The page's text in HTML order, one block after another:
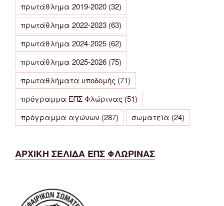
πρωτάθλημα 2019-2020 (32)
πρωτάθλημα 2022-2023 (63)
πρωτάθλημα 2024-2025 (62)
πρωτάθλημα 2025-2026 (75)
πρωταθλήματα υποδομής (71)
πρόγραμμα ΕΠΣ Φλώρινας (51)
πρόγραμμα αγώνων (287) σωματεία (24)
ΑΡΧΙΚΗ ΣΕΛΙΔΑ ΕΠΣ ΦΛΩΡΙΝΑΣ